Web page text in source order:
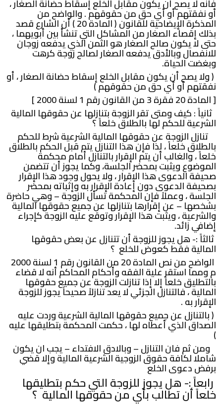
فأنه لا يصح أن يكون مقابل الخلع إسقاط حضانة الصغار ،
أو نفقتهم أو أي حق من حقوقهم . والواضح من
المذكرة الإيضاحية للقانون ( المادة 20 ) أن الشارع قصد
بذلك إقصاء الصغار من المشاكل التي تنشأ بين أبويهما ،
حتى لا يكون صالح الصغار هو الثمن الذي يدفعه زوجان
للانفصال وبالأدق يدفعه الصغار لصالح زوجة كرهت
وبغضت الحياة.
( ولا يصح أن يكون مقابل الخلع إسقاط حضانة الصغار ، أو
نفقتهم أو أي حق من حقوقهم )
[ المادة 20 فقرة 3 من القانون رقم 1 لسنة 2000 ]
ثانياً : كيف ومتى تقر الزوجة بتنازلها عن حقوقها المالية
الشرعية للحكم لها بالطلاق خلعاً ؟
تنازل الزوجة عن حقوقها المالية الشرعية شرط للحكم
بالطلاق خلعاً ، لذا فإن هذا التنازل يتم قبل الحكم بالطلاق
خلعاً ، والغالب أن يتم الإقرار بالتنازل أمام محكمة
الموضوع ويثبت بمحضر الجلسة، وكما يجوز أن تتضمن
صحيفة الدعوى هذا الإقرار ، ولا يحول وجود هذا الإقرار
بصحيفة الدعوى دون إعادة الإقرار به وإثباته بمحضر
الجلسة ، وعملاً فإن المحكمة تسأل الزوجة – وهي حاضرة
بشخصها – عن إقرارها بتنازلها عن جميع حقوقها المالية
والشرعية ، ويثبت هذا الإقرار وتوقع عليه الزوجة كإجراء
إضافي زائد.
ثالثاً :- هل يجوز للزوجة أن تتنازل عن بعض حقوقها
المالية فقط كعوض للخلع ؟
الواضح من نص المادة 20 من القانون رقم 1 لسنة 2000
م ومما استقر علية الفقه وأحكام المحاكم أنه لا قضاء
بالتطليق خلعاً إلا إذا تنازلت الزوجة عن جميع حقوقها
المالية ، فالتنازل الجزئي لا يعد تنازلاً صحيحاً يجوز للزوجة
الإقرار به .
( بالتنازل عن جميع حقوقها المالية الشرعية وردت عليه
الصداق الذي أعطاه لها ، حكمت المحكمة بتطليقها عليه
)
ومن ثم فان التنازل – وبالادق الافتداء – يجب ان يكون
شاملا لكافة حقوق الزوجية الشرعية المالية وإلا قضي
برفض دعوى الخلع
رابعاً :- هل يجوز للزوجة التي حكم بتطليقها
خلعاً أن تطالب بأي من حقوقها المالية ؟